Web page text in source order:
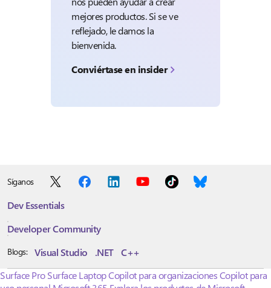
mejores productos. Si se ve
reflejado, le damos la
bienvenida.
Conviértase en insider
Síganos
Dev Essentials
Developer Community
Blogs: Visual Studio .NET C++
Surface Pro Surface LaptopCopilot para organizacionesCopilot para